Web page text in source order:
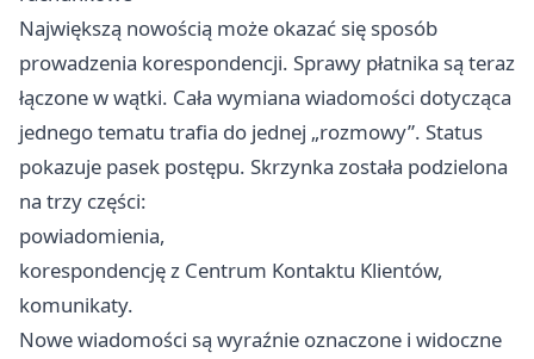
Największą nowością może okazać się sposób
prowadzenia korespondencji. Sprawy płatnika są teraz
łączone w wątki. Cała wymiana wiadomości dotycząca
jednego tematu trafia do jednej „rozmowy”. Status
pokazuje pasek postępu. Skrzynka została podzielona
na trzy części:
powiadomienia,
korespondencję z Centrum Kontaktu Klientów,
komunikaty.
Nowe wiadomości są wyraźnie oznaczone i widoczne